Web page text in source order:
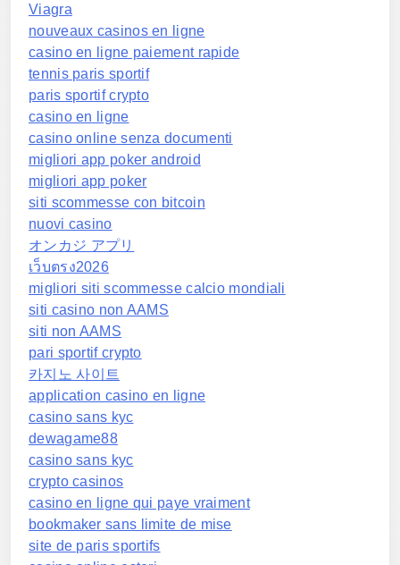
Viagra
nouveaux casinos en ligne
casino en ligne paiement rapide
tennis paris sportif
paris sportif crypto
casino en ligne
casino online senza documenti
migliori app poker android
migliori app poker
siti scommesse con bitcoin
nuovi casino
オンカジ アプリ
เว็บตรง2026
migliori siti scommesse calcio mondiali
siti casino non AAMS
siti non AAMS
pari sportif crypto
카지노 사이트
application casino en ligne
casino sans kyc
dewagame88
casino sans kyc
crypto casinos
casino en ligne qui paye vraiment
bookmaker sans limite de mise
site de paris sportifs